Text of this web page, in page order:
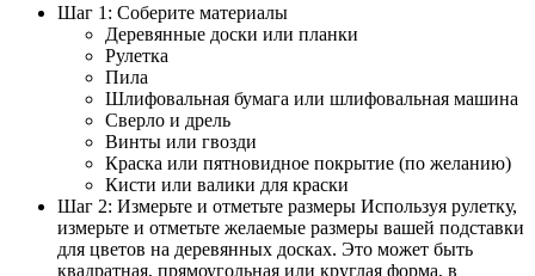
Шаг 1: Соберите материалы
Деревянные доски или планки
Рулетка
Пила
Шлифовальная бумага или шлифовальная машина
Сверло и дрель
Винты или гвозди
Краска или пятновидное покрытие (по желанию)
Кисти или валики для краски
Шаг 2: Измерьте и отметьте размеры Используя рулетку,
измерьте и отметьте желаемые размеры вашей подставки
для цветов на деревянных досках. Это может быть
квадратная, прямоугольная или круглая форма, в